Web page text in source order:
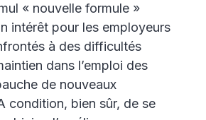
« nouvelle formule »
intérêt pour les employeurs
à des difficultés
dans l’emploi des
de nouveaux
condition, bien sûr, de se